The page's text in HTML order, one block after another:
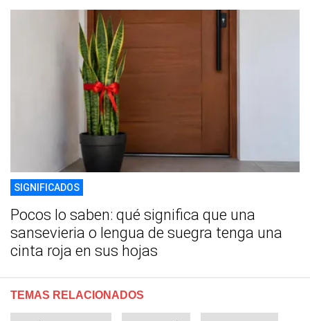
SIGNIFICADOS
Pocos lo saben: qué significa que una
sansevieria o lengua de suegra tenga una
cinta roja en sus hojas
TEMAS RELACIONADOS